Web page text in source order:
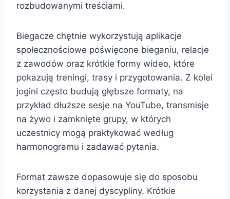
rozbudowanymi treściami.
Biegacze chętnie wykorzystują aplikacje
społecznościowe poświęcone bieganiu, relacje
z zawodów oraz krótkie formy wideo, które
pokazują treningi, trasy i przygotowania. Z kolei
jogini często budują głębsze formaty, na
przykład dłuższe sesje na YouTube, transmisje
na żywo i zamknięte grupy, w których
uczestnicy mogą praktykować według
harmonogramu i zadawać pytania.
Format zawsze dopasowuje się do sposobu
korzystania z danej dyscypliny. Krótkie